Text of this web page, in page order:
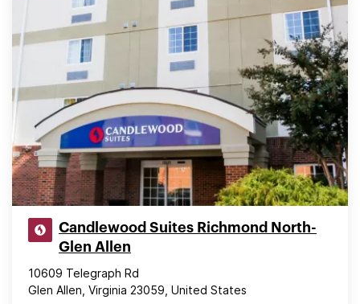
Candlewood Suites Richmond North-
Glen Allen
10609 Telegraph Rd
Glen Allen, Virginia 23059, United States